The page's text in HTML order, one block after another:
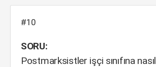
#10
SORU:
Postmarksistler işçi sınıfına nasıl